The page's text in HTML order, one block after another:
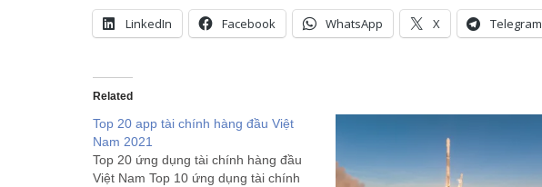
LinkedIn Facebook WhatsApp X Telegram
Related
Top 20 app tài chính hàng đầu Việt
Nam 2021
Top 20 ứng dụng tài chính hàng đầu
Việt Nam Top 10 ứng dụng tài chính